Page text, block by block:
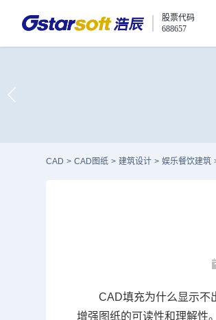
股票代码
688657
CAD > CAD图纸 > 建筑设计 > 娱乐餐饮建筑
CAD填充为什么显示不
增强图纸的可读性和理解性